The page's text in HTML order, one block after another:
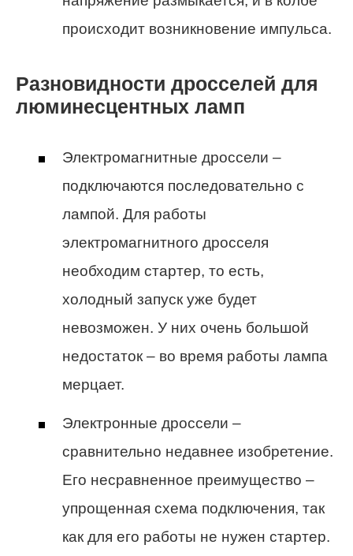
происходит возникновение импульса.
Разновидности дросселей для
люминесцентных ламп
Электромагнитные дроссели –
подключаются последовательно с
лампой. Для работы
электромагнитного дросселя
необходим стартер, то есть,
холодный запуск уже будет
невозможен. У них очень большой
недостаток – во время работы лампа
мерцает.
Электронные дроссели –
сравнительно недавнее изобретение.
Его несравненное преимущество –
упрощенная схема подключения, так
как для его работы не нужен стартер.